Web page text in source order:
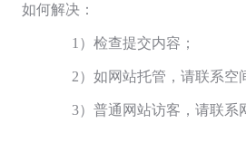
如何解决：
1）检查提交内容；
2）如网站托管，请联系空
3）普通网站访客，请联系